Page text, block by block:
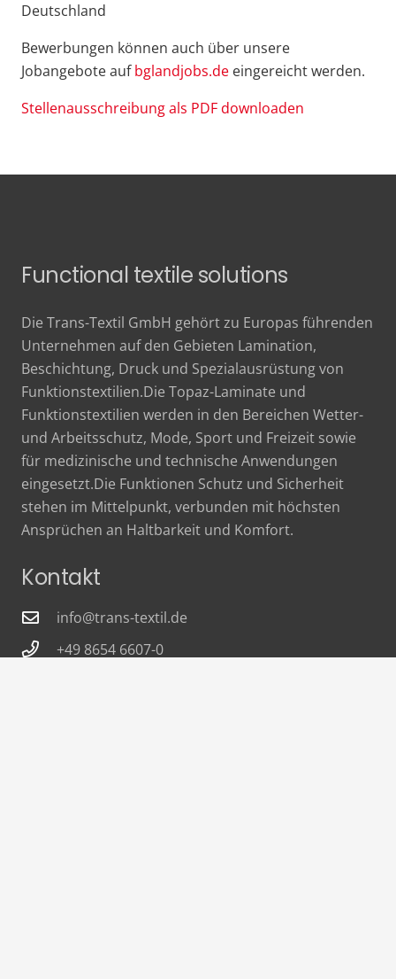
Deutschland
Bewerbungen können auch über unsere
Jobangebote aufbglandjobs.de eingereicht werden.
Stellenausschreibung als PDF downloaden
Functional textile solutions
Die Trans-Textil GmbH gehört zu Europas führenden
Unternehmen auf den Gebieten Lamination,
Beschichtung, Druck und Spezialausrüstung von
Funktionstextilien.Die Topaz-Laminate und
Funktionstextilien werden in den Bereichen Wetter-
und Arbeitsschutz, Mode, Sport und Freizeit sowie
für medizinische und technische Anwendungen
eingesetzt.Die Funktionen Schutz und Sicherheit
stehen im Mittelpunkt, verbunden mit höchsten
Ansprüchen an Haltbarkeit und Komfort.
Kontakt
info@trans-textil.de
+49 8654 6607-0